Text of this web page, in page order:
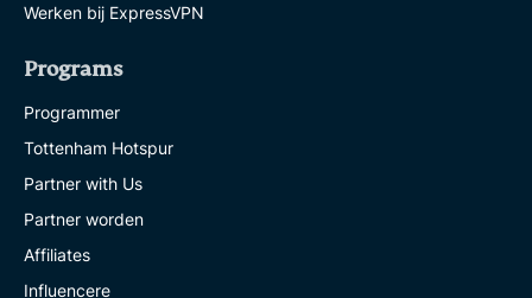
Werken bij ExpressVPN
Programs
Programmer
Tottenham Hotspur
Partner with Us
Partner worden
Affiliates
Influencere